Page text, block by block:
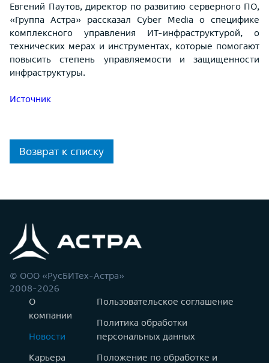
Евгений Паутов, директор по развитию серверного ПО,
«Группа Астра» рассказал Cyber Media о специфике
комплексного управления ИТ-инфраструктурой, о
технических мерах и инструментах, которые помогают
повысить степень управляемости и защищенности
инфраструктуры.
Источник
Возврат к списку
© ООО «РусБИТех-Астра»
2008-2026
О
компании
Новости
Карьера
Пользовательское соглашение
Политика обработки
персональных данных
Положение по обработке и